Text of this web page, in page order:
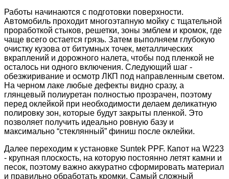
Работы начинаются с подготовки поверхности.
Автомобиль проходит многоэтапную мойку с тщательной
проработкой стыков, решетки, зоны эмблем и кромок, где
чаще всего остается грязь. Затем выполняем глубокую
очистку кузова от битумных точек, металлических
вкраплений и дорожного налета, чтобы под пленкой не
осталось ни одного включения. Следующий шаг -
обезжиривание и осмотр ЛКП под направленным светом.
На черном лаке любые дефекты видно сразу, а
глянцевый полиуретан полностью прозрачен, поэтому
перед оклейкой при необходимости делаем деликатную
полировку зон, которые будут закрыты пленкой. Это
позволяет получить идеально ровную базу и
максимально “стеклянный” финиш после оклейки.
Далее переходим к установке Suntek PPF. Капот на W223
- крупная плоскость, на которую постоянно летят камни и
песок, поэтому важно аккуратно сформировать материал
и правильно обработать кромки. Самый сложный